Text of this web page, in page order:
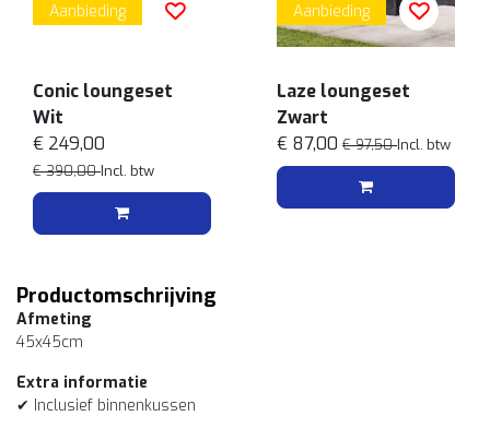
Aanbieding
Conic loungeset
Wit
€ 249,00
€ 390,00Incl. btw
Aanbieding
Laze loungeset
Zwart
€ 87,00 € 97,50Incl. btw
Productomschrijving
Afmeting
45x45cm
Extra informatie
✔ Inclusief binnenkussen